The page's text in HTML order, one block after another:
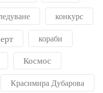
конкурс
кораби
Космос
Красимира Дубарова